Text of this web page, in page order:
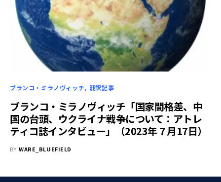
ブランコ・ミラノヴィッチ 翻訳記事
ブランコ・ミラノヴィッチ「国家間格差、中
国の台頭、ウクライナ戦争について：アトレ
ティコ誌インタビュー」（2023年７月17日）
BY WARE_BLUEFIELD